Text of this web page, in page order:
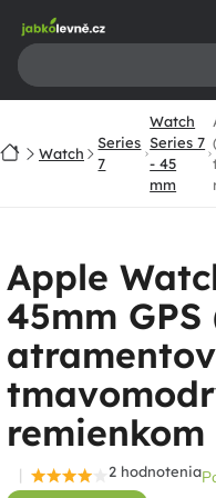
obsah
DomovWatch
Series
7
Watch
Series 7
- 45
mm
Apple
45mm
remienkom
Priemerné
2 hodnotenia